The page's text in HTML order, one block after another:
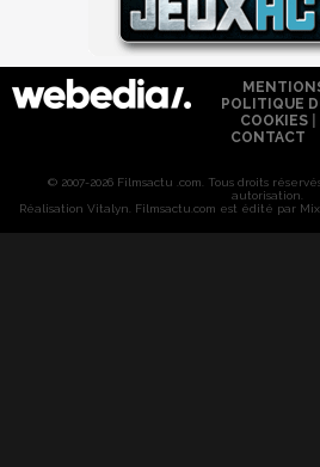
POLITIQUE
COOKIES
CONTACT
© 2007-2026 Filmsactu .com. Tous droits
autorisation.
Réalisation Vitalyn . Filmsactu .com est édité par